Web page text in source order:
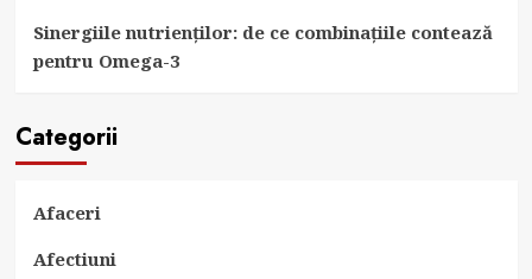
Sinergiile nutrienților: de ce combinațiile contează
pentru Omega-3
Categorii
Afaceri
Afectiuni